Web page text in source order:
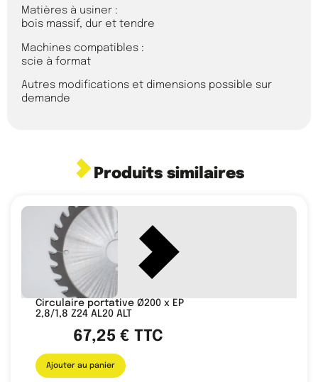
Matières à usiner :
bois massif, dur et tendre
Machines compatibles :
scie à format
Autres modifications et dimensions possible sur
demande
Produits similaires
Circulaire portative Ø200 x EP
2,8/1,8 Z24 AL20 ALT
67,25 € TTC
Ajouter au panier